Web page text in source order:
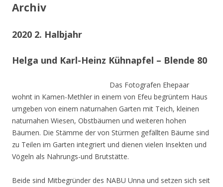
Archiv
2020 2. Halbjahr
Helga und Karl-Heinz Kühnapfel – Blende 80
Das Fotografen Ehepaar
wohnt in Kamen-Methler in einem von Efeu begrüntem Haus
umgeben von einem naturnahen Garten mit Teich, kleinen
naturnahen Wiesen, Obstbäumen und weiteren hohen
Bäumen. Die Stämme der von Stürmen gefällten Bäume sind
zu Teilen im Garten integriert und dienen vielen Insekten und
Vögeln als Nahrungs-und Brutstätte.
Beide sind Mitbegründer des NABU Unna und setzen sich seit